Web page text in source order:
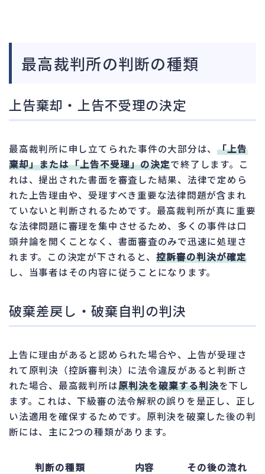
最高裁判所の判断の種類
上告棄却・上告不受理の決定
最高裁判所に申し立てられた事件の大部分は、「上告
棄却」または「上告不受理」の決定で終了します。こ
れは、提出された書面を審査した結果、法律で定めら
れた上告理由や、受理すべき重要な法律問題が含まれ
ていないと判断されるためです。最高裁判所が真に重要
な法律問題に審理を集中させるため、多くの事件は口
頭弁論を開くことなく、書面審査のみで迅速に処理さ
れます。この決定が下されると、 控訴審の判決が確定
し、当事者はその内容に従うことになります。
破棄差戻し・破棄自判の判決
上告に理由があると認められた場合や、上告が受理さ
れて原判決（控訴審判決）に法令違反があると判断さ
れた場合、最高裁判所は原判決を破棄する判決を下し
ます。これは、下級審の法令解釈の誤りを是正し、正し
い法適用を確保するためです。原判決を破棄した後の判
断には、主に2つの種類があります。
判断の種類 内容 その後の流れ